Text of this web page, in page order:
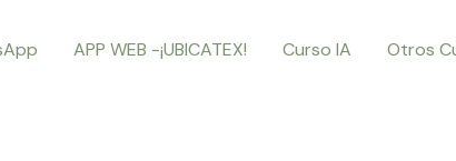
APP WEB -¡UBICATEX! Curso IA Otros